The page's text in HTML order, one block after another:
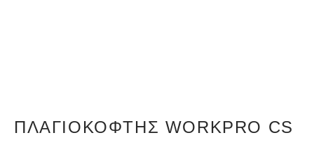
ΠΛΑΓΙΟΚΌΦΤΗΣ WORKPRO CS